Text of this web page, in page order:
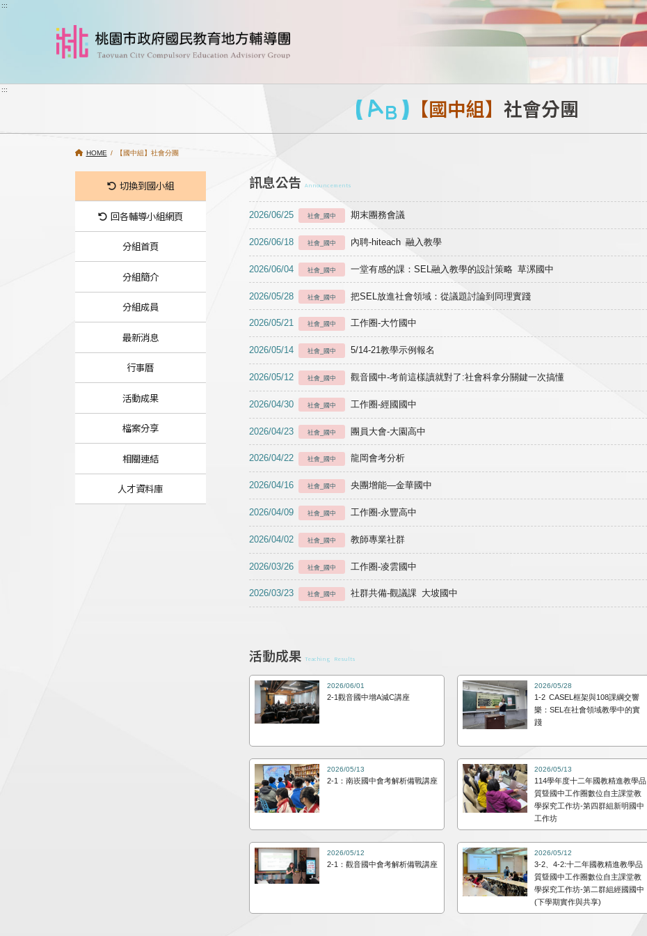
跳到主要內容
:::
:::
【國中組】 社會分團
HOME / 【國中組】社會分團
切換到國小組
回各輔導小組網頁
分組首頁
分組簡介
分組成員
最新消息
行事曆
活動成果
檔案分享
相關連結
人才資料庫
訊息公告 Announcements
2026/06/25 社會_國中 期末團務會議
2026/06/18 社會_國中 內聘-hiteach 融入教學
2026/06/04 社會_國中 一堂有感的課：SEL融入教學的設計策略 草漯國中
2026/05/28 社會_國中 把SEL放進社會領域：從議題討論到同理實踐
2026/05/21 社會_國中 工作圈-大竹國中
2026/05/14 社會_國中 5/14-21教學示例報名
2026/05/12 社會_國中 觀音國中-考前這樣讀就對了:社會科拿分關鍵一次搞懂
2026/04/30 社會_國中 工作圈-經國國中
2026/04/23 社會_國中 團員大會-大園高中
2026/04/22 社會_國中 龍岡會考分析
2026/04/16 社會_國中 央團增能—金華國中
2026/04/09 社會_國中 工作圈-永豐高中
2026/04/02 社會_國中 教師專業社群
2026/03/26 社會_國中 工作圈-凌雲國中
2026/03/23 社會_國中 社群共備-觀議課 大坡國中
活動成果 Teaching Results
2026/06/01
2-1觀音國中增A減C講座
2026/05/28
1-2 CASEL框架與108課綱交響
樂：SEL在社會領域教學中的實
踐
2026/05/13
2-1：南崁國中會考解析備戰講座
2026/05/13
114學年度十二年國教精進教學品
質曁國中工作圈數位自主課堂教
學探究工作坊-第四群組新明國中
工作坊
2026/05/12
2-1：觀音國中會考解析備戰講座
2026/05/12
3-2、4-2:十二年國教精進教學品
質曁國中工作圈數位自主課堂教
學探究工作坊-第二群組經國國中
(下學期實作與共享)